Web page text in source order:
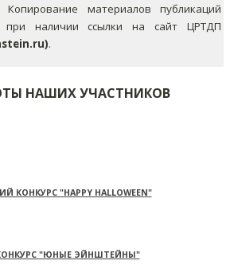
Копирование материалов публикаций
при наличии ссылки на сайт ЦРТДП
.
НАШИХ УЧАСТНИКОВ
КОНКУРС "HAPPY HALLOWEEN"
"ЮНЫЕ ЭЙНШТЕЙНЫ"